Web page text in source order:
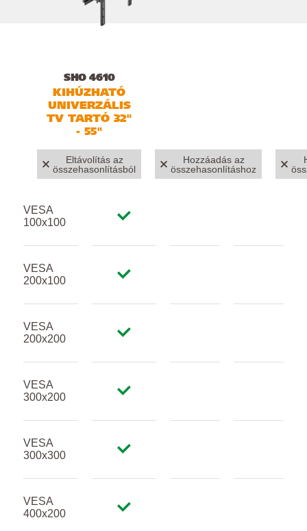
SHO 4610
KIHÚZHATÓ
UNIVERZÁLIS
TV TARTÓ 32"
- 55"
Eltávolítás az
összehasonlításból
Hozzáadás az
összehasonlításhoz
VESA
100x100
VESA
200x100
VESA
200x200
VESA
300x200
VESA
300x300
VESA
400x200